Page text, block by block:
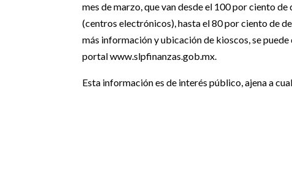
mes de marzo, que van desde el 100 por ciento
(centros electrónicos), hasta el 80 por ciento de
más información y ubicación de kioscos, se puede
portal www.slpfinanzas.gob.mx.
Esta información es de interés público, ajena a